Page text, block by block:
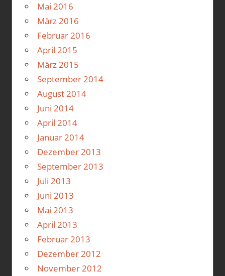
Mai 2016
März 2016
Februar 2016
April 2015
März 2015
September 2014
August 2014
Juni 2014
April 2014
Januar 2014
Dezember 2013
September 2013
Juli 2013
Juni 2013
Mai 2013
April 2013
Februar 2013
Dezember 2012
November 2012